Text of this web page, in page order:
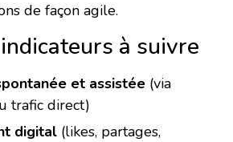
de façon agile.
à suivre
et assistée (via
trafic direct)
digital (likes, partages,